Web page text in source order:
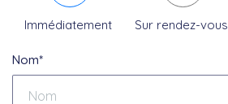
Immédiatement Sur rendez-vous
Nom*